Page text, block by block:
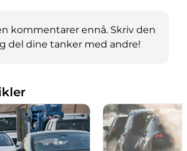
kommentarer ennå. Skriv den
del dine tanker med andre!